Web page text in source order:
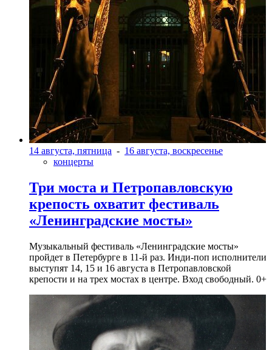
14 августа, пятница - 16 августа, воскресенье
концерты
Три моста и Петропавловскую
крепость охватит фестиваль
«Ленинградские мосты»
Музыкальный фестиваль «Ленинградские мосты»
пройдет в Петербурге в 11-й раз. Инди-поп исполнители
выступят 14, 15 и 16 августа в Петропавловской
крепости и на трех мостах в центре. Вход свободный. 0+